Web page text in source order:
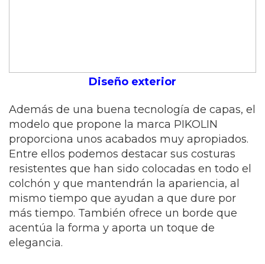
Diseño exterior
Además de una buena tecnología de capas, el
modelo que propone la marca PIKOLIN
proporciona unos acabados muy apropiados.
Entre ellos podemos destacar sus costuras
resistentes que han sido colocadas en todo el
colchón y que mantendrán la apariencia, al
mismo tiempo que ayudan a que dure por
más tiempo. También ofrece un borde que
acentúa la forma y aporta un toque de
elegancia.